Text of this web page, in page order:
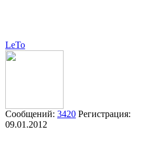
LeTo
Сообщений: 3420 Регистрация:
09.01.2012